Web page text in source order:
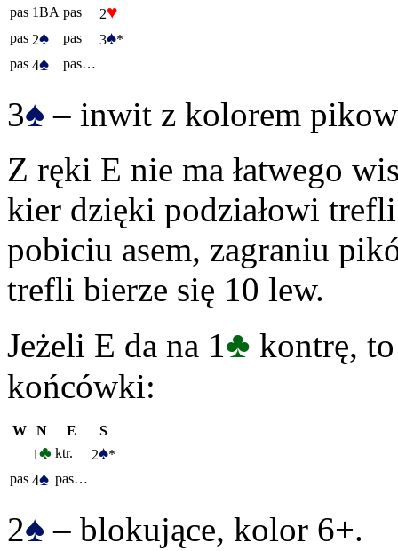
pas 1BA pas 2♥
pas 2♠ pas 3♠*
pas 4♠ pas…
3♠ – inwit z kolorem
Z ręki E nie ma łatwego
kier dzięki podziałowi
pobiciu asem, zagraniu
trefli bierze się 10 lew.
Jeżeli E da na 1♣ kontrę,
końcówki:
W N E
S
1♣ ktr. 2♠*
pas 4♠ pas…
2♠ – blokujące, kolor 6+.